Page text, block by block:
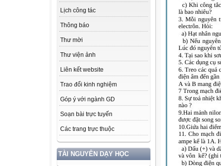
Lịch công tác
Thông báo
Thư mời
Thư viện ảnh
Liên kết website
Trao đổi kinh nghiệm
Góp ý với ngành GD
Soạn bài trực tuyến
Các trang trực thuộc
TÀI NGUYÊN DẠY HỌC